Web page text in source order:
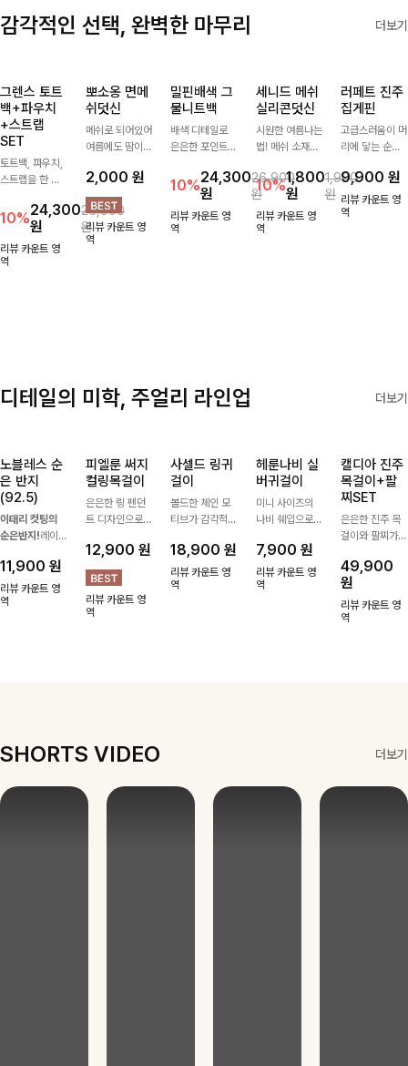
감각적인 선택, 완벽한 마무리 더보기
그렌스 토트
백+파우치
+스트랩
SET
토트백, 파우치,
스트랩을 한 번
ITEM활용도 높
게 어디에든 다
양하게 즐겨주세
요 ;)
10%24,300
원
26,900
원
리뷰 카운트 영
역
뽀소옹 면메
쉬덧신
메쉬로 되어있어
여름에도 땀이
음도 당당해지세
요:-)
2,000 원
리뷰 카운트 영
역
밀핀배색 그
물니트백
배색 디테일로
은은한 포인트를
백 🤍 가볍고 내
추럴한 무드로
썸머 시즌 데일
리하게 들기 좋
10%24,300
원
26,900
원
리뷰 카운트 영
역
세니드 메쉬
실리콘덧신
시원한 여름나는
법! 메쉬 소재배
착용감을 선사하
는 덧신이에요:)
10%1,800
원
1,900
원
리뷰 카운트 영
역
러페트 진주
집게핀
고급스러움이 머
리에 닿는 순간,
지는 그 날의 분
위기를 느껴보세
요:)
9,900원
리뷰 카운트 영
역
디테일의 미학, 주얼리 라인업 더보기
노블레스 순
은 반지
(92.5)
이태리 컷팅의
순은반지!레이
반지에요!고급스
러운 컬러감과
디테일로 강추에
11,900 원
리뷰 카운트 영
역
피엘룬 써지
컬링목걸이
은은한 링 펜던
트 디자인으로
써지컬스틸 소재
로 변색 걱정 없
이 데일리로 착
용하기 좋아요-
12,900 원
리뷰 카운트 영
역
사셀드 링귀
걸이
볼드한 체인 모
티브가 감각적인
는 귀걸이- 심플
하면서도 존재감
있는 디자인으로
18,900원
리뷰 카운트 영
역
헤룬나비 실
버귀걸이
미니 사이즈의
나비 쉐입으로
내어줄 이어링,
과하지 않은 포
인트가 되어줘
7,900 원
리뷰 카운트 영
역
캘디아 진주
목걸이+팔
찌SET
은은한 진주 목
걸이와 팔찌가
한 번에 완성도
높은 스타일링을
연출해주는 아이
템 🤍 데일리룩
49,900
원
리뷰 카운트 영
역
SHORTS VIDEO 더보기